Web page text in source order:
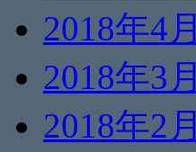
2018年4月
2018年3月
2018年2月